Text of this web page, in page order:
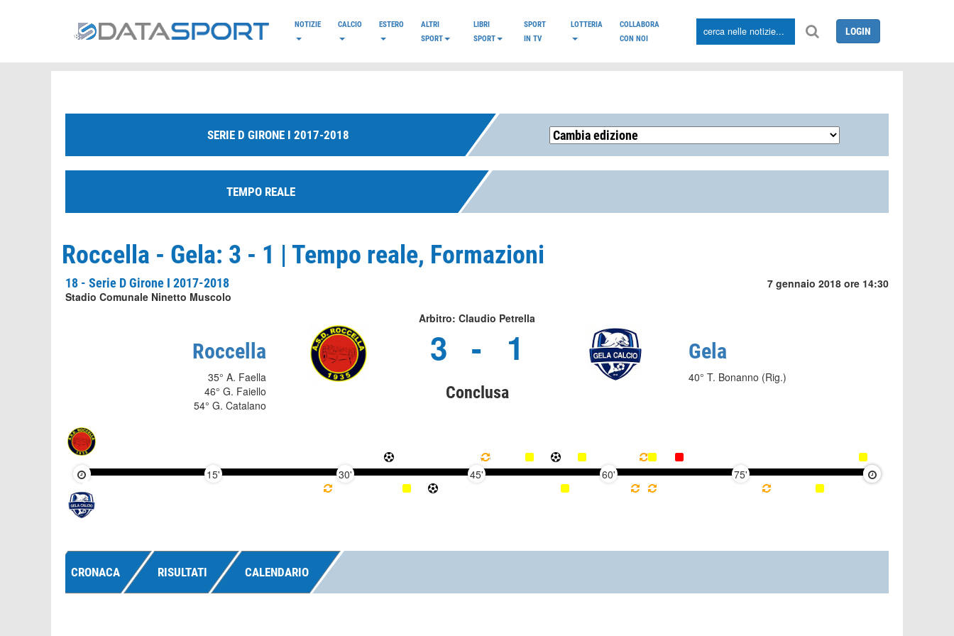
NOTIZIE CALCIO ESTERO
ALTRI
SPORT
LIBRI
SPORT
SPORT
IN TV
LOTTERIA
COLLABORA
CON NOI
LOGIN
SERIE D GIRONE I 2017-2018
TEMPO REALE
Roccella - Gela: 3 - 1 | Tempo reale, Formazioni
18 - Serie D Girone I 2017-2018
Stadio Comunale Ninetto Muscolo
7 gennaio 2018 ore 14:30
Arbitro: Claudio Petrella
Roccella
35° A. Faella
46° G. Faiello
54° G. Catalano
3 - 1
Conclusa
Gela
40° T. Bonanno (Rig.)
15' 30' 45' 60' 75' 90'
CRONACA RISULTATI CALENDARIO